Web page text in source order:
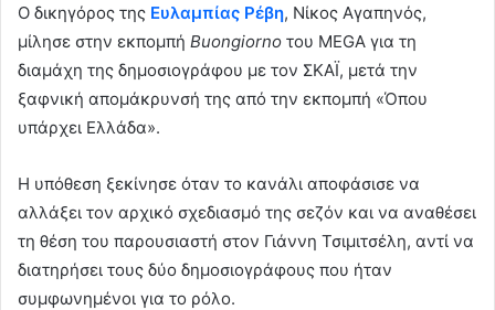
Ο δικηγόρος της Ευλαμπίας Ρέβη, Νίκος Αγαπηνός,
μίλησε στην εκπομπή Buongiorno του MEGA για τη
διαμάχη της δημοσιογράφου με τον ΣΚΑΪ, μετά την
ξαφνική απομάκρυνσή της από την εκπομπή «Όπου
υπάρχει Ελλάδα».
Η υπόθεση ξεκίνησε όταν το κανάλι αποφάσισε να
αλλάξει τον αρχικό σχεδιασμό της σεζόν και να αναθέσει
τη θέση του παρουσιαστή στον Γιάννη Τσιμιτσέλη, αντί να
διατηρήσει τους δύο δημοσιογράφους που ήταν
συμφωνημένοι για το ρόλο.